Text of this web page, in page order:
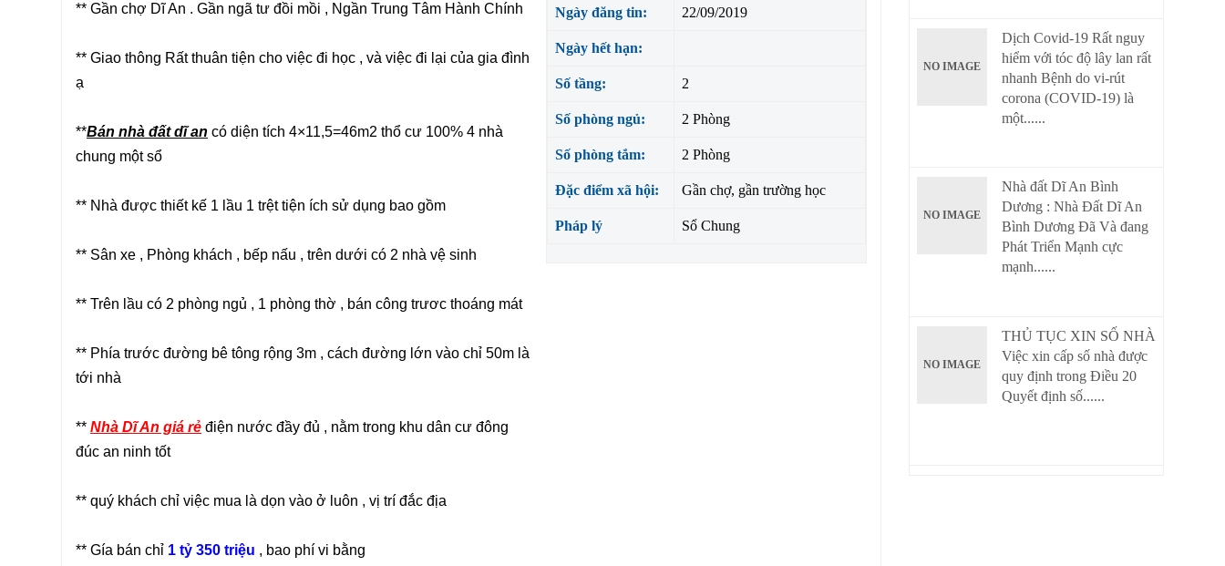
Ngày đăng tin: 22/09/2019
Ngày hết hạn:
Số tầng: 2
Số phòng ngủ: 2 Phòng
Số phòng tắm: 2 Phòng
Đặc điểm xã hội: Gần chợ, gần trường học
Pháp lý Sổ Chung
** Gần chợ Dĩ An . Gần ngã tư đồi mồi , Ngần Trung Tâm Hành Chính
** Giao thông Rất thuân tiện cho việc đi học , và việc đi lại của gia đình
ạ
**Bán nhà đất dĩ an có diện tích 4×11,5=46m2 thổ cư 100% 4 nhà
chung một sổ
** Nhà được thiết kế 1 lầu 1 trệt tiện ích sử dụng bao gồm
** Sân xe , Phòng khách , bếp nấu , trên dưới có 2 nhà vệ sinh
** Trên lầu có 2 phòng ngủ , 1 phòng thờ , bán công trươc thoáng mát
** Phía trước đường bê tông rộng 3m , cách đường lớn vào chỉ 50m là
tới nhà
** Nhà Dĩ An giá rẻ điện nước đầy đủ , nằm trong khu dân cư đông
đúc an ninh tốt
** quý khách chỉ việc mua là dọn vào ở luôn , vị trí đắc địa
** Gía bán chỉ 1 tỷ 350 triệu , bao phí vi bằng
NO IMAGE
Dịch Covid-19 Rất nguy
hiểm với tóc độ lây lan rất
nhanh Bệnh do vi-rút
corona (COVID-19) là
một......
NO IMAGE
Nhà đất Dĩ An Bình
Dương : Nhà Đất Dĩ An
Bình Dương Đã Và đang
Phát Triển Mạnh cực
mạnh......
NO IMAGE
THỦ TỤC XIN SỐ NHÀ
Việc xin cấp số nhà được
quy định trong Điều 20
Quyết định số......